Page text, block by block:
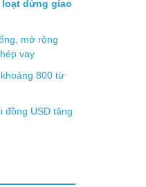
loạt dừng giao
mở rộng
vay
800 từ
đồng USD tăng